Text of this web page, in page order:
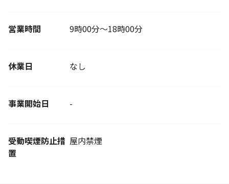
営業時間 9時00分～18時00分
休業日 なし
事業開始日 -
受動喫煙防止措
置
屋内禁煙